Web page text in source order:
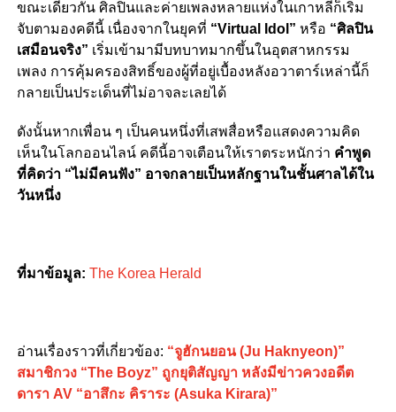
ขณะเดียวกัน ศิลปินและค่ายเพลงหลายแห่งในเกาหลีก็เริ่ม
จับตามองคดีนี้ เนื่องจากในยุคที่ “Virtual Idol” หรือ “ศิลปิน
เสมือนจริง” เริ่มเข้ามามีบทบาทมากขึ้นในอุตสาหกรรม
เพลง การคุ้มครองสิทธิ์ของผู้ที่อยู่เบื้องหลังอวาตาร์เหล่านี้ก็
กลายเป็นประเด็นที่ไม่อาจละเลยได้
ดังนั้นหากเพื่อน ๆ เป็นคนหนึ่งที่เสพสื่อหรือแสดงความคิด
เห็นในโลกออนไลน์ คดีนี้อาจเตือนให้เราตระหนักว่า คำพูด
ที่คิดว่า “ไม่มีคนฟัง” อาจกลายเป็นหลักฐานในชั้นศาลได้ใน
วันหนึ่ง
ที่มาข้อมูล: The Korea Herald
อ่านเรื่องราวที่เกี่ยวข้อง: “จูฮักนยอน (Ju Haknyeon)”
สมาชิกวง “The Boyz” ถูกยุติสัญญา หลังมีข่าวควงอดีต
ดารา AV “อาสึกะ คิราระ (Asuka Kirara)”